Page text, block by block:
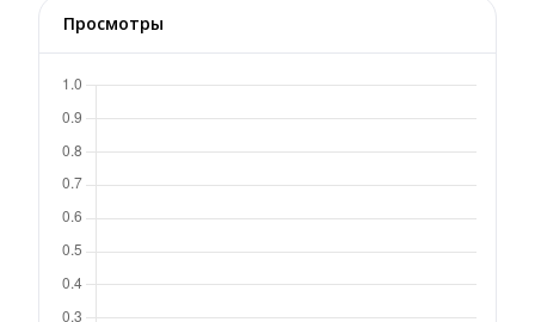
Просмотры